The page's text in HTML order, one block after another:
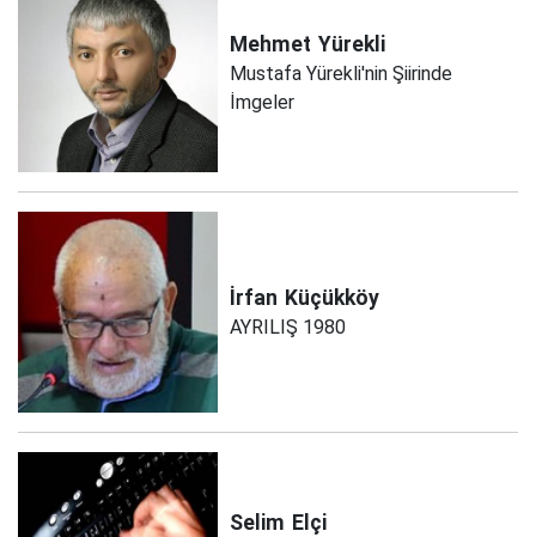
Mehmet Yürekli
Mustafa Yürekli'nin Şiirinde
İmgeler
İrfan Küçükköy
AYRILIŞ 1980
Selim Elçi